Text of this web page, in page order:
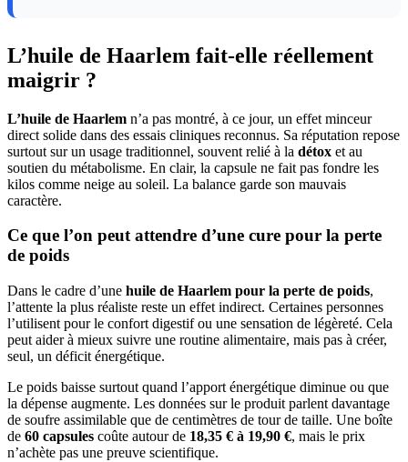
L’huile de Haarlem fait-elle réellement
maigrir ?
L’huile de Haarlem n’a pas montré, à ce jour, un effet minceur
direct solide dans des essais cliniques reconnus. Sa réputation repose
surtout sur un usage traditionnel, souvent relié à la détox et au
soutien du métabolisme. En clair, la capsule ne fait pas fondre les
kilos comme neige au soleil. La balance garde son mauvais
caractère.
Ce que l’on peut attendre d’une cure pour la perte
de poids
Dans le cadre d’une huile de Haarlem pour la perte de poids,
l’attente la plus réaliste reste un effet indirect. Certaines personnes
l’utilisent pour le confort digestif ou une sensation de légèreté. Cela
peut aider à mieux suivre une routine alimentaire, mais pas à créer,
seul, un déficit énergétique.
Le poids baisse surtout quand l’apport énergétique diminue ou que
la dépense augmente. Les données sur le produit parlent davantage
de soufre assimilable que de centimètres de tour de taille. Une boîte
de 60 capsules coûte autour de 18,35 € à 19,90 €, mais le prix
n’achète pas une preuve scientifique.